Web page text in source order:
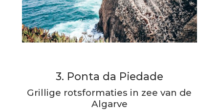
3. Ponta da Piedade
Grillige rotsformaties in zee van de
Algarve